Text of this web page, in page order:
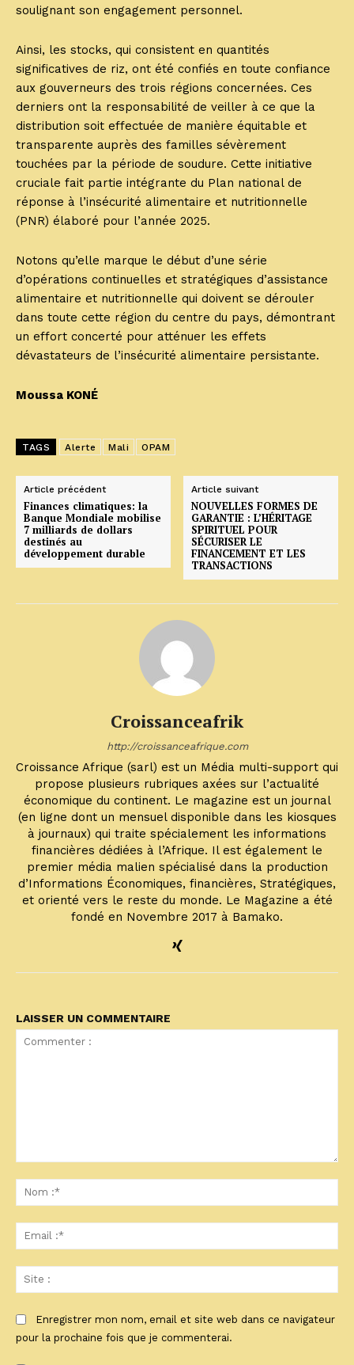
soulignant son engagement personnel.
Ainsi, les stocks, qui consistent en quantités
significatives de riz, ont été confiés en toute confiance
aux gouverneurs des trois régions concernées. Ces
derniers ont la responsabilité de veiller à ce que la
distribution soit effectuée de manière équitable et
transparente auprès des familles sévèrement
touchées par la période de soudure. Cette initiative
cruciale fait partie intégrante du Plan national de
réponse à l’insécurité alimentaire et nutritionnelle
(PNR) élaboré pour l’année 2025.
Notons qu’elle marque le début d’une série
d’opérations continuelles et stratégiques d’assistance
alimentaire et nutritionnelle qui doivent se dérouler
dans toute cette région du centre du pays, démontrant
un effort concerté pour atténuer les effets
dévastateurs de l’insécurité alimentaire persistante.
Moussa KONÉ
TAGS Alerte Mali OPAM
Article précédent
Finances climatiques: la
Banque Mondiale mobilise
7 milliards de dollars
destinés au
développement durable
Article suivant
NOUVELLES FORMES DE
GARANTIE : L’HÉRITAGE
SPIRITUEL POUR
SÉCURISER LE
FINANCEMENT ET LES
TRANSACTIONS
Croissanceafrik
http://croissanceafrique.com
Croissance Afrique (sarl) est un Média multi-support qui
propose plusieurs rubriques axées sur l’actualité
économique du continent. Le magazine est un journal
(en ligne dont un mensuel disponible dans les kiosques
à journaux) qui traite spécialement les informations
financières dédiées à l’Afrique. Il est également le
premier média malien spécialisé dans la production
d’Informations Économiques, financières, Stratégiques,
et orienté vers le reste du monde. Le Magazine a été
fondé en Novembre 2017 à Bamako.
LAISSER UN COMMENTAIRE
:*
:*
:
Enregistrer mon nom, email et site web dans ce navigateur
pour la prochaine fois que je commenterai.